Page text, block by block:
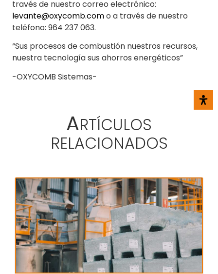
través de nuestro correo electrónico:
levante@oxycomb.como a través de nuestro
teléfono: 964 237 063.
“Sus procesos de combustión nuestros recursos,
nuestra tecnología sus ahorros energéticos”
-OXYCOMB Sistemas-
ARTÍCULOS
RELACIONADOS